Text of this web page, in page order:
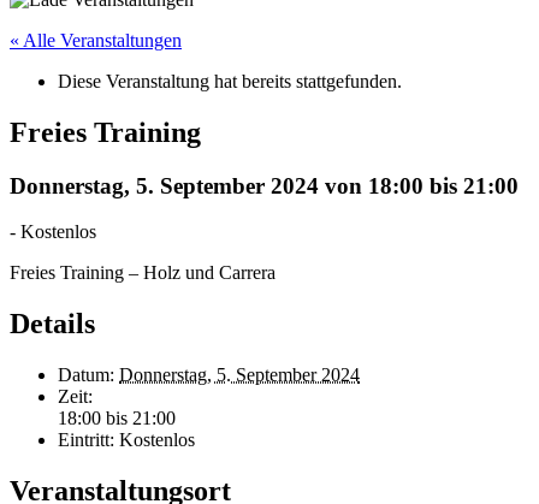
« Alle Veranstaltungen
Diese Veranstaltung hat bereits stattgefunden.
Freies Training
Donnerstag, 5. September 2024 von 18:00 bis 21:00
- Kostenlos
Freies Training – Holz und Carrera
Details
Datum: Donnerstag, 5. September 2024
Zeit:
18:00 bis 21:00
Eintritt: Kostenlos
Veranstaltungsort